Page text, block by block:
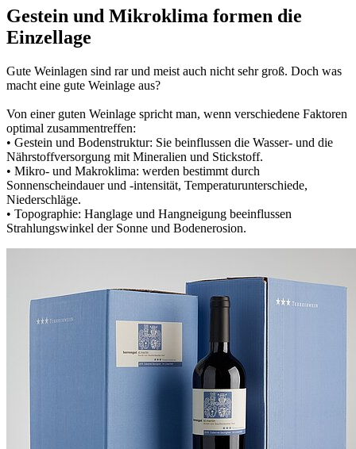
Gestein und Mikroklima formen die
Einzellage
Gute Weinlagen sind rar und meist auch nicht sehr groß. Doch was
macht eine gute Weinlage aus?
Von einer guten Weinlage spricht man, wenn verschiedene Faktoren
optimal zusammentreffen:
• Gestein und Bodenstruktur: Sie beinflussen die Wasser- und die
Nährstoffversorgung mit Mineralien und Stickstoff.
• Mikro- und Makroklima: werden bestimmt durch
Sonnenscheindauer und -intensität, Temperaturunterschiede,
Niederschläge.
• Topographie: Hanglage und Hangneigung beeinflussen
Strahlungswinkel der Sonne und Bodenerosion.